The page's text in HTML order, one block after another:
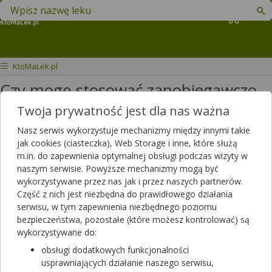
Koszyk
Znajdź lek w swojej okolicy
KtoMaLek.pl
Czy mogę stosować zapobiegawczo
krople Floxan, jeśli reszta
domowników ma zapalenie
spojówek?
Witam mąż i sym ma zapalenie
spojówek ja narazie nie dostali
krople floxan czy ja mogę również
brać zapobiegawczo
Dotyczy: Kobieta, 30 lat
Twoja prywatność jest dla nas ważna
Nasz serwis wykorzystuje mechanizmy między innymi takie
jak cookies (ciasteczka), Web Storage i inne, które służą
m.in. do zapewnienia optymalnej obsługi podczas wizyty w
naszym serwisie. Powyższe mechanizmy mogą być
wykorzystywane przez nas jak i przez naszych partnerów.
Część z nich jest niezbędna do prawidłowego działania
serwisu, w tym zapewnienia niezbędnego poziomu
bezpieczeństwa, pozostałe (które możesz kontrolować) są
wykorzystywane do:
obsługi dodatkowych funkcjonalności
usprawniających działanie naszego serwisu,